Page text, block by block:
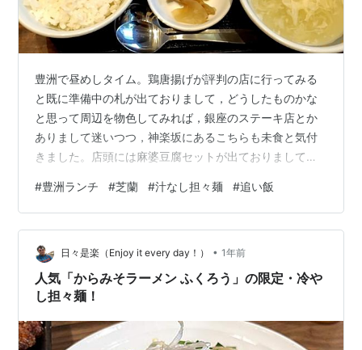
豊洲で昼めしタイム。鶏唐揚げが評判の店に行ってみる
と既に準備中の札が出ておりまして，どうしたものかな
と思って周辺を物色してみれば，銀座のステーキ店とか
ありまして迷いつつ，神楽坂にあるこちらも未食と気付
きました。店頭には麻婆豆腐セットが出ておりまして，
汁なし担々麺があったのでそれを発注しました。セット
のごはんを軽めでお願いするのを忘れてしまったなと思
いましたが，出てきたごはんは半ライス級でしたので安
心しました。細麺で半熟卵が付いてました。これは混ぜ
るのだろうなと思ってしっかり混ぜます。（黄身を麺に
絡めたくなかったので半熟卵は単独でいただきました）
#豊洲ランチ #芝蘭 #汁なし担々麺 #追い飯
日々是楽（Enjoy it every day！） • 1年前
人気「からみそラーメン ふくろう」の限定・冷や
し担々麺！